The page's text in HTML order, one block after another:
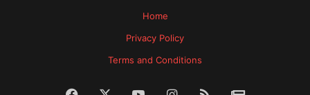
Home
Privacy Policy
Terms and Conditions